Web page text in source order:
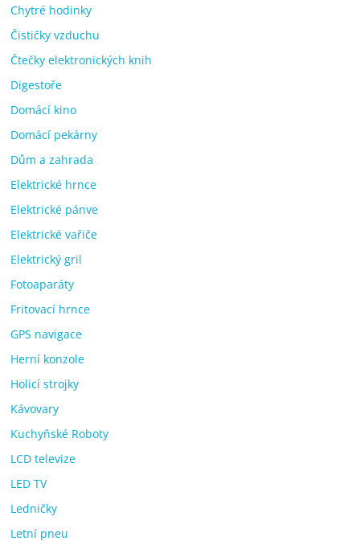
Chytré hodinky
Čističky vzduchu
Čtečky elektronických knih
Digestoře
Domácí kino
Domácí pekárny
Dům a zahrada
Elektrické hrnce
Elektrické pánve
Elektrické vařiče
Elektrický gril
Fotoaparáty
Fritovací hrnce
GPS navigace
Herní konzole
Holicí strojky
Kávovary
Kuchyňské Roboty
LCD televize
LED TV
Ledničky
Letní pneu